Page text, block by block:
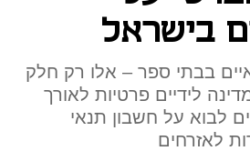
בישראל
בבתי ספר – אלו רק חלק
לידיים פרטיות לאורך
לבוא על חשבון תנאי
לאזרחים